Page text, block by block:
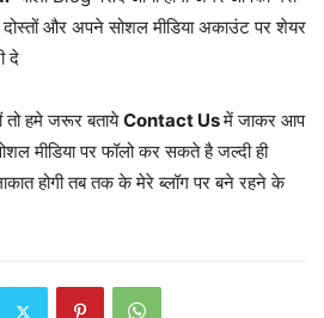
और अपने सोशल मीडिया अकाउंट पर शेयर
दे
तो हमे जरूर बतायेContact Usमें जाकर आप
मीडिया पर फॉलो कर सकते है जल्दी ही
होगी तब तक के मेरे ब्लॉग पर बने रहने के